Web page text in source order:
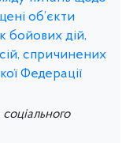
об’єкти
бойових дій,
спричинених
Федерації